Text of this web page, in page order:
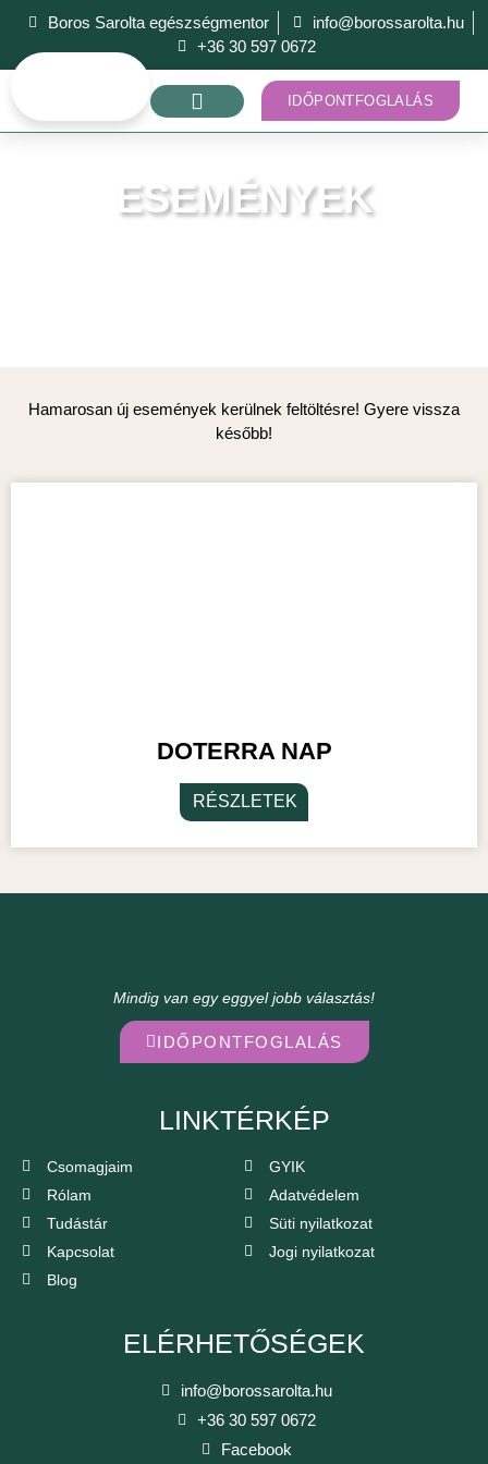
Boros Sarolta egészségmentor
info@borossarolta.hu
+36 30 597 0672
IDŐPONTFOGLALÁS
ESEMÉNYEK
Hamarosan új események kerülnek feltöltésre! Gyere vissza
később!
DOTERRA NAP
RÉSZLETEK
ELÉRHETŐSÉGEK
info@borossarolta.hu
+36 30 597 0672
Facebook
LINKTÉRKÉP
Csomagjaim
Rólam
Tudástár
Kapcsolat
Blog
GYIK
Adatvédelem
Süti nyilatkozat
Jogi nyilatkozat
Mindig van egy eggyel jobb választás!
IDŐPONTFOGLALÁS